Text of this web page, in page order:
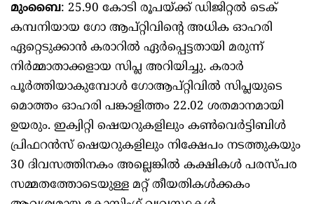
മുംബൈ: 25.90 കോടി രൂപയ്ക്ക് ഡിജിറ്റൽ ടെക്
കമ്പനിയായ ഗോ ആപ്‌റ്റിവിന്റെ അധിക ഓഹരി
ഏറ്റെടുക്കാൻ കരാറിൽ ഏർപ്പെട്ടതായി മരുന്ന്
നിർമ്മാതാക്കളായ സിപ്ല അറിയിച്ചു. കരാർ
പൂർത്തിയാകുമ്പോൾ ഗോആപ്‌റ്റിവിൽ സിപ്ലയുടെ
മൊത്തം ഓഹരി പങ്കാളിത്തം 22.02 ശതമാനമായി
ഉയരും. ഇക്വിറ്റി ഷെയറുകളിലും കൺവെർട്ടിബിൾ
പ്രിഫറൻസ് ഷെയറുകളിലും നിക്ഷേപം നടത്തുകയും
30 ദിവസത്തിനകം അല്ലെങ്കിൽ കക്ഷികൾ പരസ്പര
സമ്മതത്തോടെയുള്ള മറ്റ് തീയതികൾക്കകം